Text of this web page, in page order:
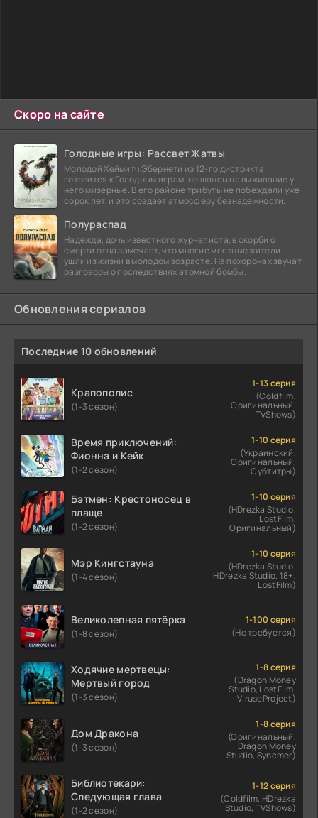
Скоро на сайте
Голодные игры: Рассвет Жатвы
Молодой Хеймитч Эбернети из 12-го дистрикта
готовится к Голодным играм, но шансы на выживание у
него мизерные. В его районе трибуты не побеждали уже
сорок лет, и это создает атмосферу безнадежности.
Полураспад
Надежда, дочь известного журналиста, в скорби о
смерти отца замечает, что многие местные жители
ушли из жизни в молодом возрасте. На похоронах звучат
разговоры о последствиях атомной бомбы.
Обновления сериалов
Последние 10 обновлений
Крапополис
(1-3 сезон)
1-13 серия
(Coldfilm,
Оригинальный,
TVShows)
Время приключений:
Фионна и Кейк
(1-2 сезон)
1-10 серия
(Украинский,
Оригинальный,
Субтитры)
Бэтмен: Крестоносец в
плаще
(1-2 сезон)
1-10 серия
(HDrezka Studio,
LostFilm,
Оригинальный)
Мэр Кингстауна
(1-4 сезон)
1-10 серия
(HDrezka Studio,
HDrezka Studio. 18+,
LostFilm)
Великолепная пятёрка
(1-8 сезон)
1-100 серия
(Не требуется)
Ходячие мертвецы:
Мертвый город
(1-3 сезон)
1-8 серия
(Dragon Money
Studio, LostFilm,
ViruseProject)
Дом Дракона
(1-3 сезон)
1-8 серия
(Оригинальный,
Dragon Money
Studio, Syncmer)
Библиотекари:
Следующая глава
(1-2 сезон)
1-12 серия
(Coldfilm, HDrezka
Studio, TVShows)